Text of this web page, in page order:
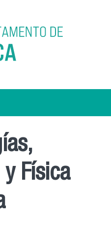
Física